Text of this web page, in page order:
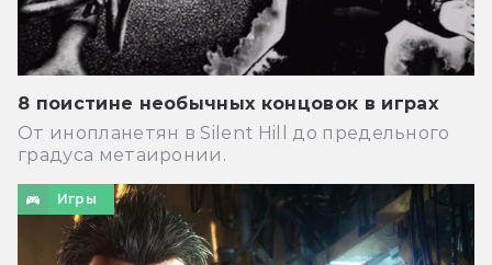
8 поистине необычных концовок в играх
От инопланетян в Silent Hill до предельного
градуса метаиронии.
Игры